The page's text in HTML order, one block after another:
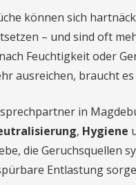
können sich
– und sind oft
Feuchtigkeit oder
ausreichen, braucht
in
, Hygiene
die Geruchsquellen
Entlastung